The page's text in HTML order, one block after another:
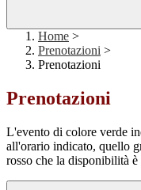
Home >
Prenotazioni >
Prenotazioni
Prenotazioni
L'evento di colore verde
all'orario indicato, quello
rosso che la disponibilità è